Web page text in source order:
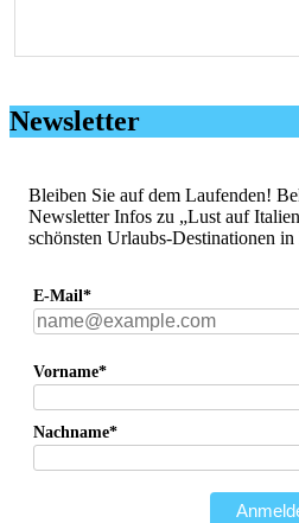
Newsletter
Bleiben Sie auf dem Laufenden!
Newsletter Infos zu „Lust auf
schönsten Urlaubs-Destinationen in
E-Mail*
Vorname*
Nachname*